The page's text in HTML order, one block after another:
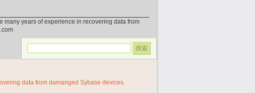
many years of experience in recovering data from
data from damanged Sybase devices.